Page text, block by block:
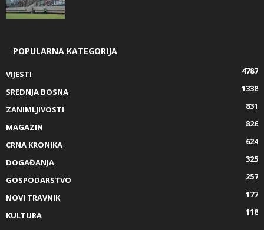
POPULARNA KATEGORIJA
VIJESTI
4787
SREDNJA BOSNA
1338
ZANIMLJIVOSTI
831
MAGAZIN
826
CRNA KRONIKA
624
DOGAĐANJA
325
GOSPODARSTVO
257
NOVI TRAVNIK
177
KULTURA
118